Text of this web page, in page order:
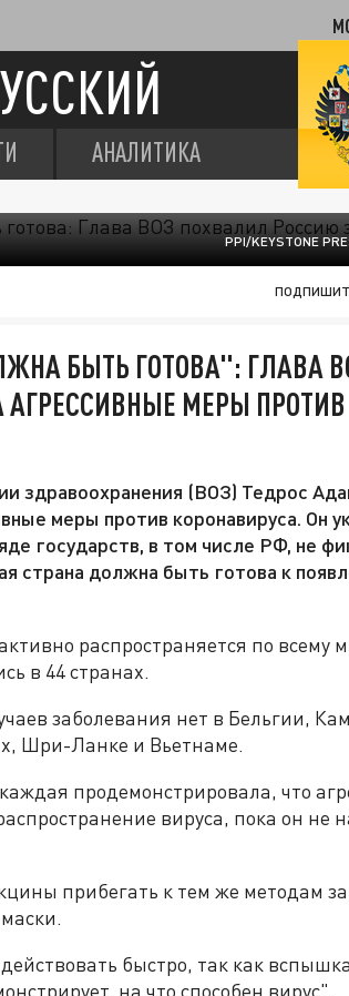
АНАЛИТИКА
PPI/KEYSTONE
БЫТЬ ГОТОВА": ГЛАВА
МЕРЫ ПРОТИВ
здравоохранения (ВОЗ) Тедрос
меры против коронавируса. Он
государств, в том числе РФ, не
страна должна быть готова к
распространяется по всему
в 44 странах.
заболевания нет в Бельгии,
Шри-Ланке и Вьетнаме.
продемонстрировала, что
вируса, пока он не
прибегать к тем же методам
быстро, так как
на что способен вирус".